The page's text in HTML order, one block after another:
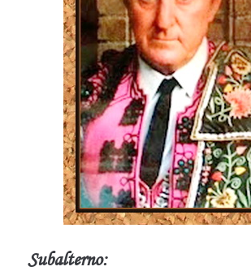
Subalterno: